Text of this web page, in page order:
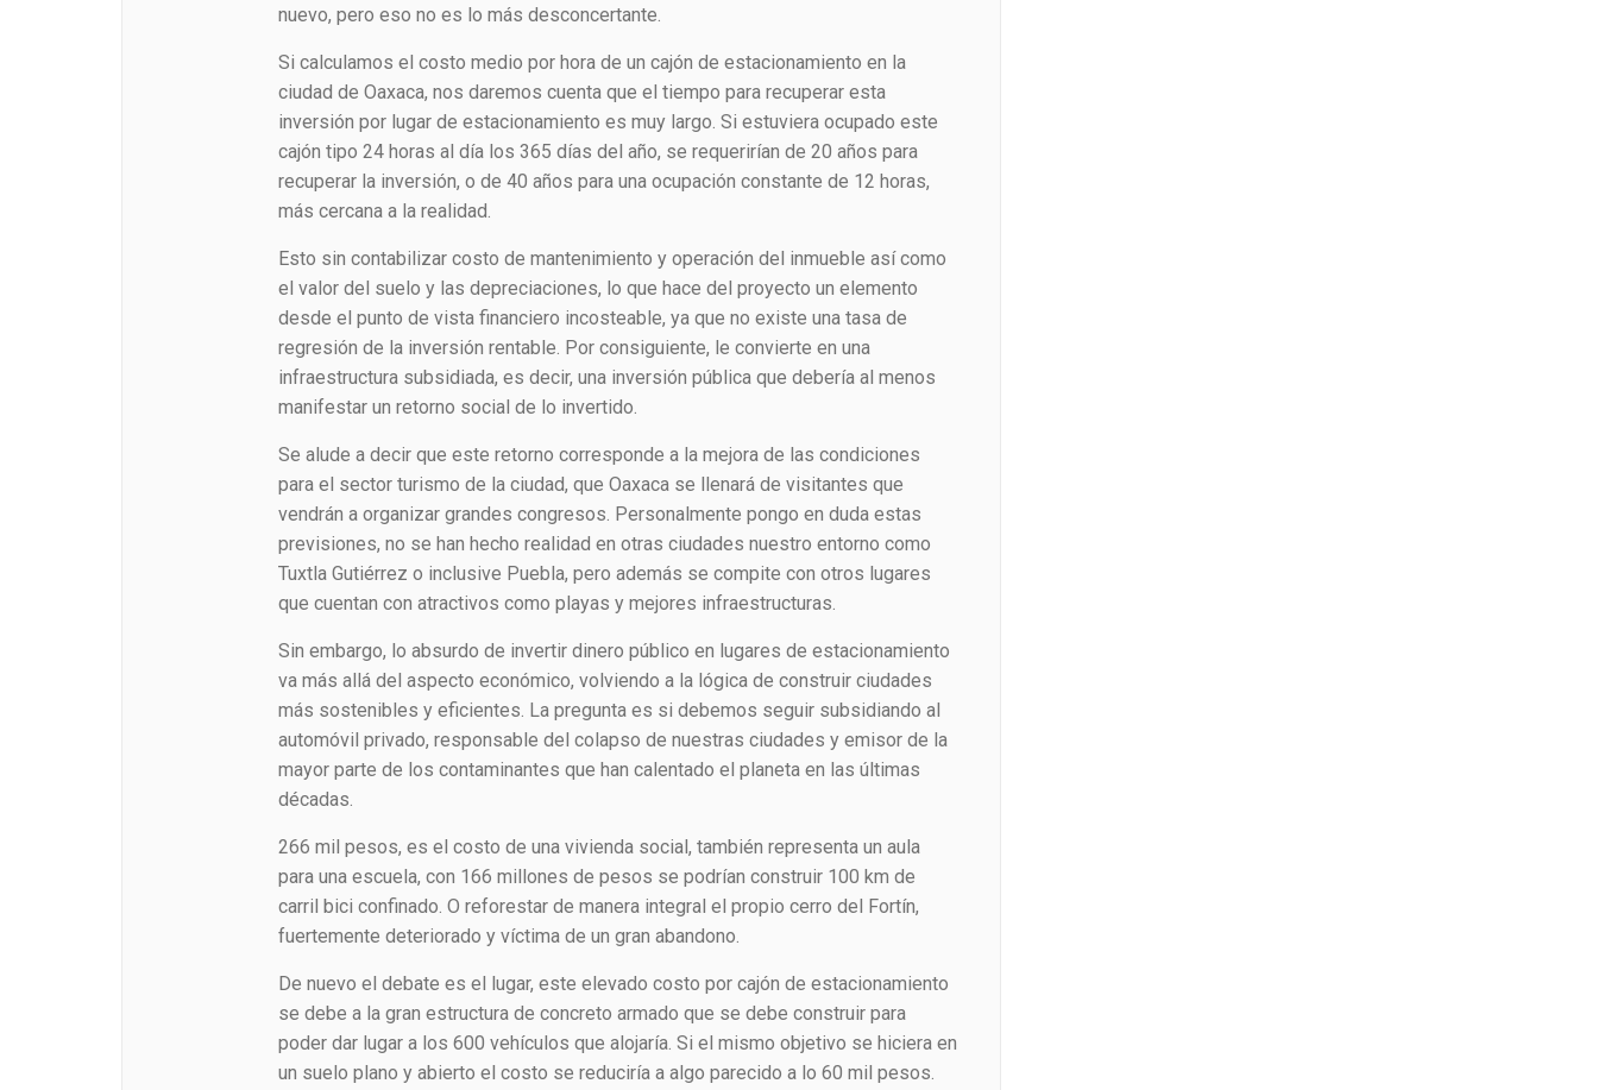
nuevo, pero eso no es lo más desconcertante.
Si calculamos el costo medio por hora de un cajón de estacionamiento en la
ciudad de Oaxaca, nos daremos cuenta que el tiempo para recuperar esta
inversión por lugar de estacionamiento es muy largo. Si estuviera ocupado este
cajón tipo 24 horas al día los 365 días del año, se requerirían de 20 años para
recuperar la inversión, o de 40 años para una ocupación constante de 12 horas,
más cercana a la realidad.
Esto sin contabilizar costo de mantenimiento y operación del inmueble así como
el valor del suelo y las depreciaciones, lo que hace del proyecto un elemento
desde el punto de vista financiero incosteable, ya que no existe una tasa de
regresión de la inversión rentable. Por consiguiente, le convierte en una
infraestructura subsidiada, es decir, una inversión pública que debería al menos
manifestar un retorno social de lo invertido.
Se alude a decir que este retorno corresponde a la mejora de las condiciones
para el sector turismo de la ciudad, que Oaxaca se llenará de visitantes que
vendrán a organizar grandes congresos. Personalmente pongo en duda estas
previsiones, no se han hecho realidad en otras ciudades nuestro entorno como
Tuxtla Gutiérrez o inclusive Puebla, pero además se compite con otros lugares
que cuentan con atractivos como playas y mejores infraestructuras.
Sin embargo, lo absurdo de invertir dinero público en lugares de estacionamiento
va más allá del aspecto económico, volviendo a la lógica de construir ciudades
más sostenibles y eficientes. La pregunta es si debemos seguir subsidiando al
automóvil privado, responsable del colapso de nuestras ciudades y emisor de la
mayor parte de los contaminantes que han calentado el planeta en las últimas
décadas.
266 mil pesos, es el costo de una vivienda social, también representa un aula
para una escuela, con 166 millones de pesos se podrían construir 100 km de
carril bici confinado. O reforestar de manera integral el propio cerro del Fortín,
fuertemente deteriorado y víctima de un gran abandono.
De nuevo el debate es el lugar, este elevado costo por cajón de estacionamiento
se debe a la gran estructura de concreto armado que se debe construir para
poder dar lugar a los 600 vehículos que alojaría. Si el mismo objetivo se hiciera en
un suelo plano y abierto el costo se reduciría a algo parecido a lo 60 mil pesos.